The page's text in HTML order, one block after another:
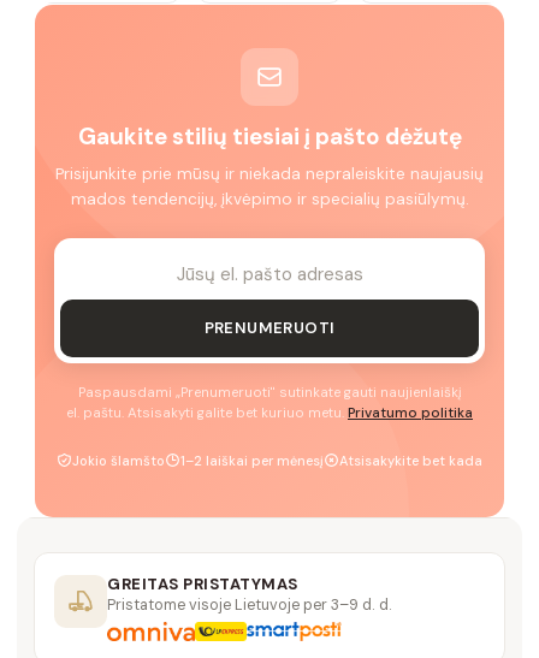
Gaukite stilių tiesiai į pašto dėžutę
Prisijunkite prie mūsų ir niekada nepraleiskite naujausių
mados tendencijų, įkvėpimo ir specialių pasiūlymų.
PRENUMERUOTI
Paspausdami „Prenumeruoti" sutinkate gauti naujienlaiškį
el. paštu. Atsisakyti galite bet kuriuo metu. Privatumo politika
Jokio šlamšto 1–2 laiškai per mėnesį Atsisakykite bet kada
GREITAS PRISTATYMAS
Pristatome visoje Lietuvoje per 3–9 d. d.